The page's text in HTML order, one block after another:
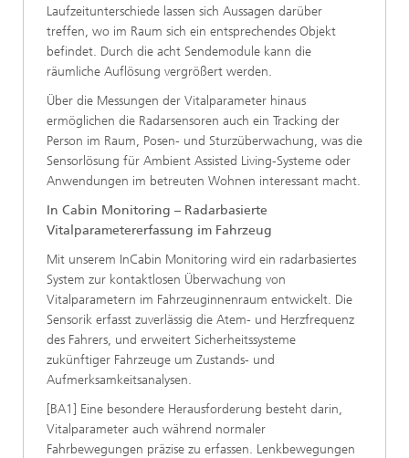
Laufzeitunterschiede lassen sich Aussagen darüber
treffen, wo im Raum sich ein entsprechendes Objekt
befindet. Durch die acht Sendemodule kann die
räumliche Auflösung vergrößert werden.
Über die Messungen der Vitalparameter hinaus
ermöglichen die Radarsensoren auch ein Tracking der
Person im Raum, Posen- und Sturzüberwachung, was die
Sensorlösung für Ambient Assisted Living-Systeme oder
Anwendungen im betreuten Wohnen interessant macht.
In Cabin Monitoring – Radarbasierte
Vitalparametererfassung im Fahrzeug
Mit unserem InCabin Monitoring wird ein radarbasiertes
System zur kontaktlosen Überwachung von
Vitalparametern im Fahrzeuginnenraum entwickelt. Die
Sensorik erfasst zuverlässig die Atem- und Herzfrequenz
des Fahrers, und erweitert Sicherheitssysteme
zukünftiger Fahrzeuge um Zustands- und
Aufmerksamkeitsanalysen.
[BA1] Eine besondere Herausforderung besteht darin,
Vitalparameter auch während normaler
Fahrbewegungen präzise zu erfassen. Lenkbewegungen